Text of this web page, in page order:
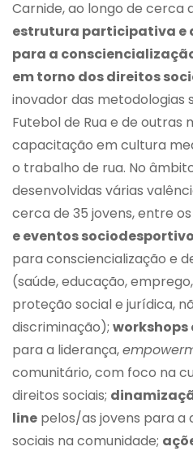
Carnide, ao longo de cerca
estrutura participativa e
para a
em torno dos direitos
inovador das metodologias
Futebol de Rua e de outras
capacitação em cultura
o trabalho de rua. No
desenvolvidas várias
cerca de 35 jovens, entre os
e eventos
para consciencialização e
(saúde, educação,
proteção social e jurídica,
discriminação);
para a liderança,
comunitário, com foco na
direitos sociais;
line pelos/as jovens para a
sociais na comunidade;